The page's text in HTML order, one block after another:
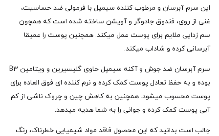
این سرم آبرسان و مرطوب کننده سیمپل با فرمولی ضد حساسیت،
غنی از روی، فندوق جادوگر و آویشن ساخته شده است که همچون
سم زدایی ملایم برای پوست عمل میکند. همچنین پوست را عمیقا
آبرسانی کرده و شاداب میکند.
سرم آبرسان ضد جوش و آکنه سیمپل حاوی گلیسیرین و ویتامین B3
بوده و به حفظ تعادل پوست کمک کرده و نرم کننده ای فوق العاده برای
پوست محسوب میشود. همچنین به کاهش چین و چروک ناشی از کم
آبی پوست کمک کرده و جوانی را به شما هدیه میدهد.
جالب است بدانید که این محصول فاقد مواد شیمیایی خطرناک، رنگ